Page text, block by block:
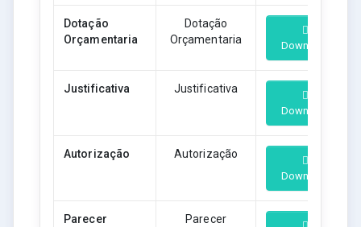
Dotação
Orçamentaria
Dotação
Orçamentaria
Download
Justificativa Justificativa
Download
Autorização Autorização
Download
Parecer
Parecer